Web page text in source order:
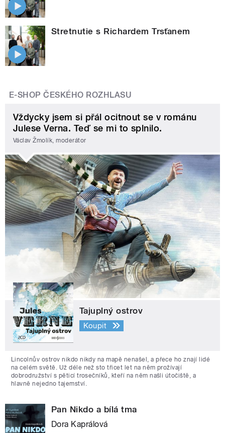
Stretnutie s Richardem Trsťanem
E-SHOP ČESKÉHO ROZHLASU
Vždycky jsem si přál ocitnout se v románu
Julese Verna. Teď se mi to splnilo.
Václav Žmolík, moderátor
Tajuplný ostrov
Koupit
Lincolnův ostrov nikdo nikdy na mapě nenašel, a přece ho znají lidé
na celém světě. Už déle než sto třicet let na něm prožívají
dobrodružství s pěticí trosečníků, kteří na něm našli útočiště, a
hlavně nejedno tajemství.
Pan Nikdo a bílá tma
Dora Kaprálová